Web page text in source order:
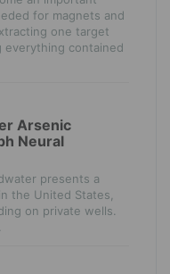
for magnets and
one target
everything contained
Arsenic
Neural
presents a
the United States,
on private wells.